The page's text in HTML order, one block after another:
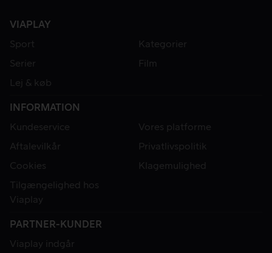
VIAPLAY
Sport
Kategorier
Serier
Film
Lej & køb
INFORMATION
Kundeservice
Vores platforme
Aftalevilkår
Privatlivspolitik
Cookies
Klagemulighed
Tilgængelighed hos
Viaplay
PARTNER-KUNDER
Viaplay indgår